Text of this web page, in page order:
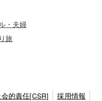
・夫婦
旅
的責任[CSR] 採用情報